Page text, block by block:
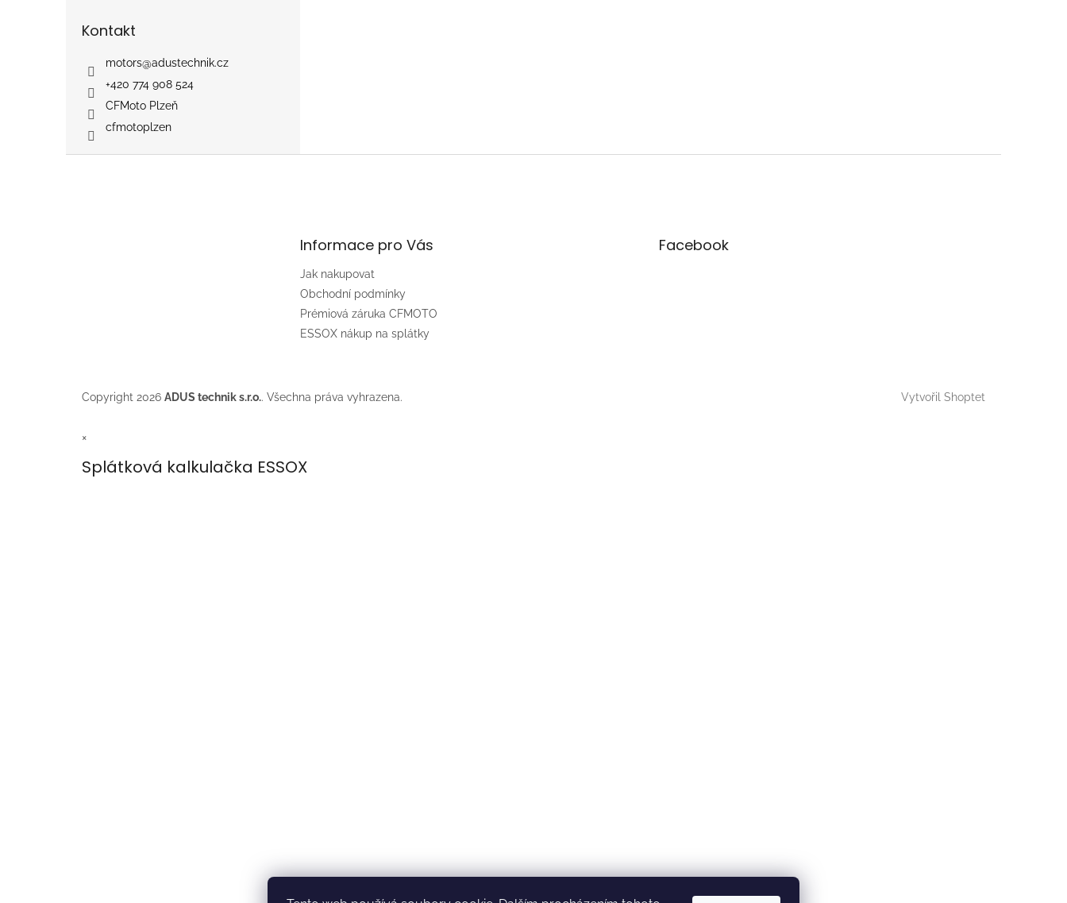
Kontakt
motors@adustechnik.cz
+420 774 908 524
CFMoto Plzeň
cfmotoplzen
Informace pro Vás
Jak nakupovat
Obchodní podmínky
Prémiová záruka CFMOTO
ESSOX nákup na splátky
Facebook
Vytvořil Shoptet
Copyright 2026 ADUS technik s.r.o.. Všechna práva vyhrazena.
×
Splátková kalkulačka ESSOX